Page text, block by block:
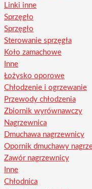
Linki inne
Sprzęgło
Sprzęgło
Sterowanie sprzęgła
Koło zamachowe
Inne
Łożysko oporowe
Chłodzenie i ogrzewanie
Przewody chłodzenia
Zbiornik wyrównawczy
Nagrzewnica
Dmuchawa nagrzewnicy
Opornik dmuchawy
Zawór nagrzewnicy
Inne
Chłodnica